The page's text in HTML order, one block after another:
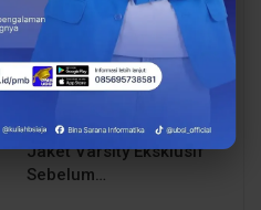
Cuma Berlaku 17
UBSI dan Amankan
Jaket Varsity Eksklusif
Sebelum…